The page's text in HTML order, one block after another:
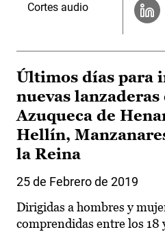
Cortes audio
Últimos días para
nuevas lanzaderas
Azuqueca de
Hellín,
la Reina
25 de Febrero de 2019
Dirigidas a hombres y
comprendidas entre los 18